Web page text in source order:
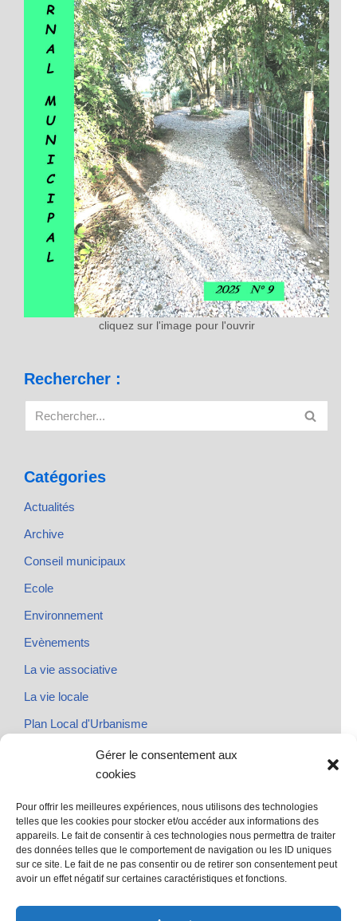
Gérer le consentement aux
cookies
Pour offrir les meilleures expériences, nous utilisons des technologies
telles que les cookies pour stocker et/ou accéder aux informations des
appareils. Le fait de consentir à ces technologies nous permettra de traiter
des données telles que le comportement de navigation ou les ID uniques
sur ce site. Le fait de ne pas consentir ou de retirer son consentement peut
avoir un effet négatif sur certaines caractéristiques et fonctions.
cliquez sur l'image pour l'ouvrir
Rechercher :
Catégories
Actualités
Archive
Conseil municipaux
Ecole
Environnement
Evènements
La vie associative
La vie locale
Plan Local d'Urbanisme
@ Sainte Marie des Champs
Mentions légales